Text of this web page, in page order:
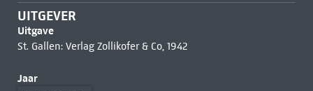
UITGEVER
Uitgave
St. Gallen: Verlag Zollikofer & Co, 1942
Jaar